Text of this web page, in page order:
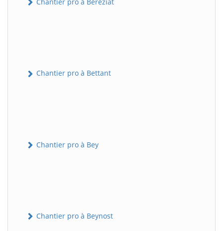
Chantier pro à Bettant
Chantier pro à Bey
Chantier pro à Beynost